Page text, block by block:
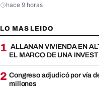
hace 9 horas
LO MAS LEIDO
1 ALLANAN VIVIENDA EN
EL MARCO DE UNA
2 Congreso adjudicó por vía
millones